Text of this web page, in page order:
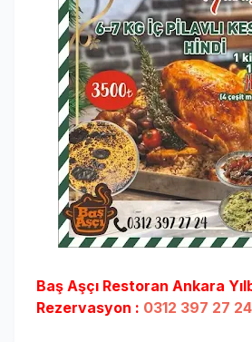
Baş Aşçı Restoran Ankara
Rezervasyon : 0312 397 27 24